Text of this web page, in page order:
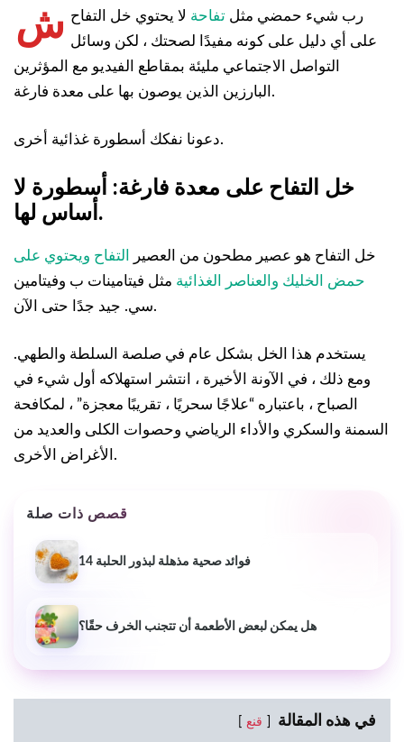
ش رب شيء حمضي مثل تفاحة لا يحتوي خل التفاح
على أي دليل على كونه مفيدًا لصحتك ، لكن وسائل
التواصل الاجتماعي مليئة بمقاطع الفيديو مع المؤثرين
البارزين الذين يوصون بها على معدة فارغة.
دعونا نفكك أسطورة غذائية أخرى.
خل التفاح على معدة فارغة: أسطورة لا
أساس لها.
خل التفاح هو عصير مطحون من العصير
التفاح ويحتوي على
حمض الخليك والعناصر الغذائية مثل فيتامينات ب وفيتامين
سي. جيد جدًا حتى الآن.
يستخدم هذا الخل بشكل عام في صلصة السلطة والطهي.
ومع ذلك ، في الآونة الأخيرة ، انتشر استهلاكه أول شيء في
الصباح ، باعتباره “علاجًا سحريًا ، تقريبًا معجزة” ، لمكافحة
السمنة والسكري والأداء الرياضي وحصوات الكلى والعديد من
الأغراض الأخرى.
قصص ذات صلة
14 فوائد صحية مذهلة لبذور الحلبة
هل يمكن لبعض الأطعمة أن تتجنب الخرف حقًا؟
في هذه المقالة قنع